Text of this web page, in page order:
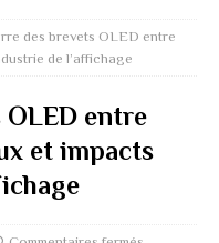
des brevets OLED entre
de l’affichage
OLED entre
et impacts